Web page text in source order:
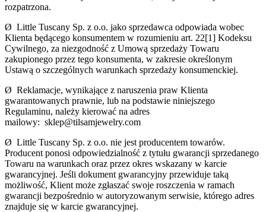
rozpatrzona.
Ø Little Tuscany Sp. z o.o. jako sprzedawca odpowiada wobec
Klienta będącego konsumentem w rozumieniu art. 22[1] Kodeksu
Cywilnego, za niezgodność z Umową sprzedaży Towaru
zakupionego przez tego konsumenta, w zakresie określonym
Ustawą o szczególnych warunkach sprzedaży konsumenckiej.
Ø Reklamacje, wynikające z naruszenia praw Klienta
gwarantowanych prawnie, lub na podstawie niniejszego
Regulaminu, należy kierować na adres
mailowy: sklep@tilsamjewelry.com
Ø Little Tuscany Sp. z o.o. nie jest producentem towarów.
Producent ponosi odpowiedzialność z tytułu gwarancji sprzedanego
Towaru na warunkach oraz przez okres wskazany w karcie
gwarancyjnej. Jeśli dokument gwarancyjny przewiduje taką
możliwość, Klient może zgłaszać swoje roszczenia w ramach
gwarancji bezpośrednio w autoryzowanym serwisie, którego adres
znajduje się w karcie gwarancyjnej.